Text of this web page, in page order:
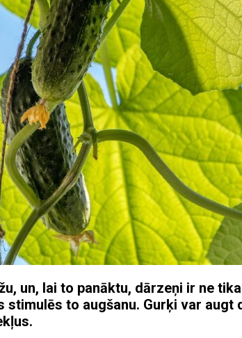
un, lai to panāktu, dārzeņi ir ne
stimulēs to augšanu. Gurķi var augt